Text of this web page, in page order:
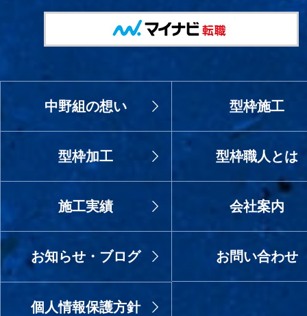
中野組の想い 型枠施工
型枠加工 型枠職人とは
施工実績 会社案内
お知らせ・ブログ お問い合わせ
個人情報保護方針